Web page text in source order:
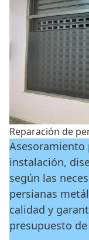
Reparación de
Asesoramiento
instalación,
según las
persianas
calidad y
presupuesto